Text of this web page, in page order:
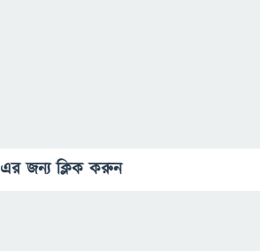
এর জন্য ক্লিক করুন